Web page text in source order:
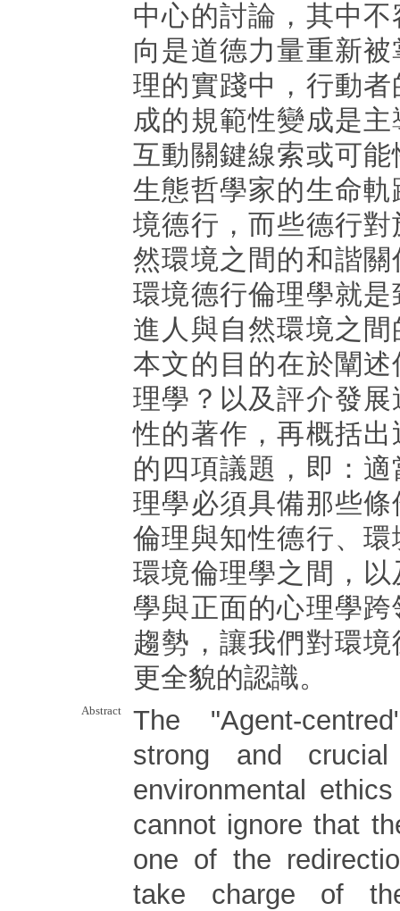
中心的討論，其中
向是道德力量重新
理的實踐中，行動
成的規範性變成是
互動關鍵線索或可
生態哲學家的生命
境德行，而些德行
然環境之間的和諧
環境德行倫理學就
進人與自然環境之
本文的目的在於闡
理學？以及評介發
性的著作，再概括
的四項議題，即：
理學必須具備那些
倫理與知性德行、
環境倫理學之間，
學與正面的心理學
趨勢，讓我們對環
更全貌的認識。
Abstract
The "Agent-
strong and
environmental
cannot ignore that
one of the
take charge of